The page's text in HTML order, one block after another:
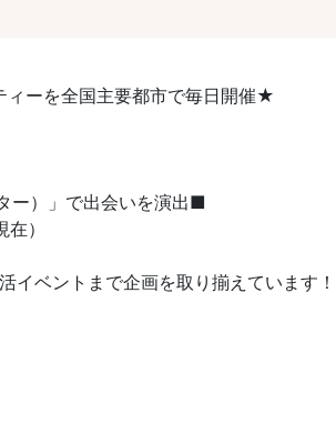
ィーを全国主要都市で毎日開催★
ー）」で出会いを演出■
）
ベントまで企画を取り揃えています！